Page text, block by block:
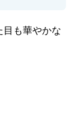
目も華やかな